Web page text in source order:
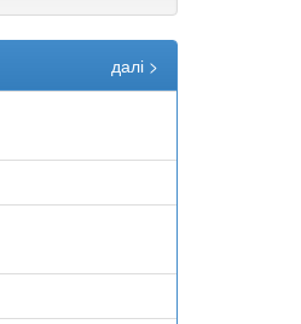
далі >